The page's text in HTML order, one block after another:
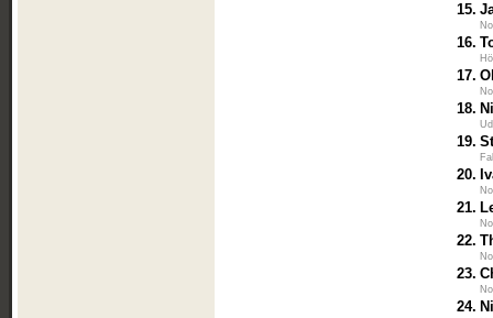
15.
16.
17.
18.
19.
20.
21.
22.
23.
24.